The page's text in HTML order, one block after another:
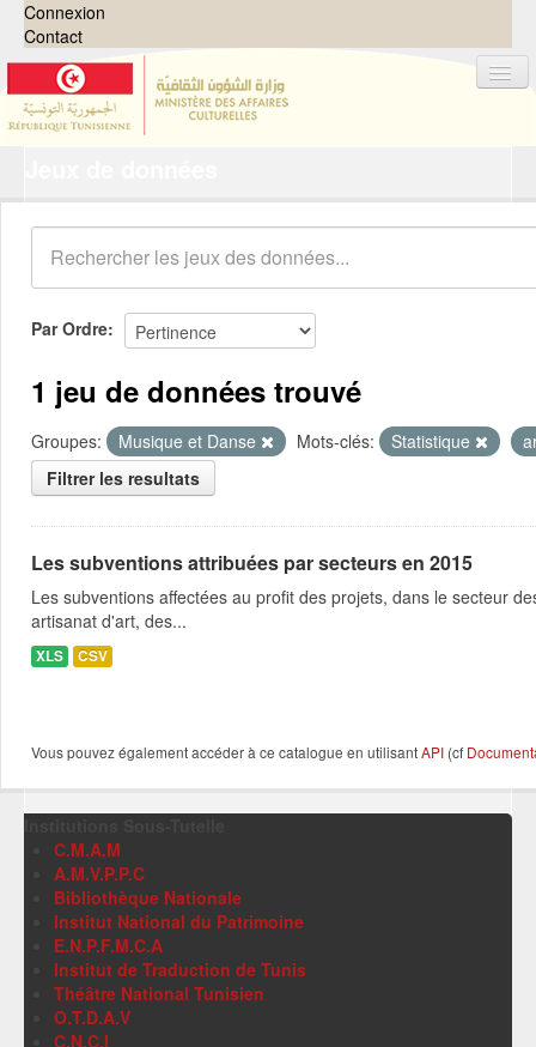
Connexion
Contact
Organisations
Groupes
Demandes 0
À propos
Par Ordre
1 jeu de données trouvé
Groupes: Musique et Danse Mots-clés: Statistique
Filtrer les resultats
Les subventions attribuées par secteurs en 2015
Les subventions affectées au profit des projets, dans le secteur
artisanat d'art, des...
XLS CSV
Vous pouvez également accéder à ce catalogue en utilisantAPI (cf
C.M.A.M
A.M.V.P.P.C
Bibliothèque Nationale
Institut National du Patrimoine
E.N.P.F.M.C.A
Institut de Traduction de Tunis
Théâtre National Tunisien
O.T.D.A.V
C.N.C.I